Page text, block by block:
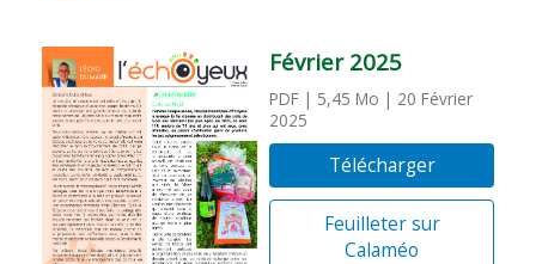
Février 2025
PDF | 5,45 Mo | 20 Février
2025
Télécharger
Feuilleter sur
Calaméo